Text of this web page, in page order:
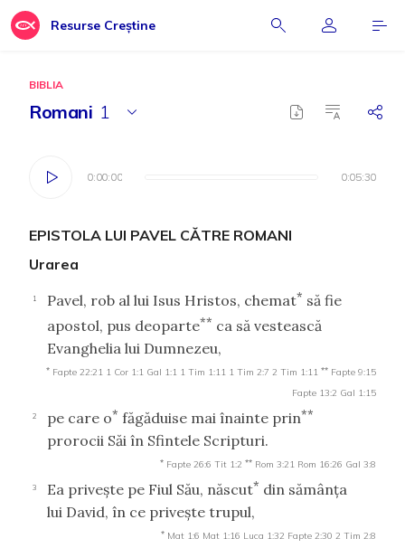
Resurse Creștine
BIBLIA
Romani 1
0:00:00 0:05:30
0:00:00 0:05:30
EPISTOLA LUI PAVEL CĂTRE ROMANI
Urarea
1 Pavel, rob al lui Isus Hristos, chemat* să fie
apostol, pus deoparte** ca să vestească
Evanghelia lui Dumnezeu,
* Fapte 22:21 1 Cor 1:1 Gal 1:1 1 Tim 1:11 1 Tim 2:7 2 Tim 1:11 ** Fapte 9:15
Fapte 13:2 Gal 1:15
2 pe care o* făgăduise mai înainte prin**
prorocii Săi în Sfintele Scripturi.
* Fapte 26:6 Tit 1:2 ** Rom 3:21 Rom 16:26 Gal 3:8
3 Ea priveşte pe Fiul Său, născut* din sămânţa
lui David, în ce priveşte trupul,
* Mat 1:6 Mat 1:16 Luca 1:32 Fapte 2:30 2 Tim 2:8